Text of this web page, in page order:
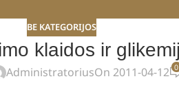
BE KATEGORIJOS
klaidos ir
AdministratoriusOn 2011-04-12 0